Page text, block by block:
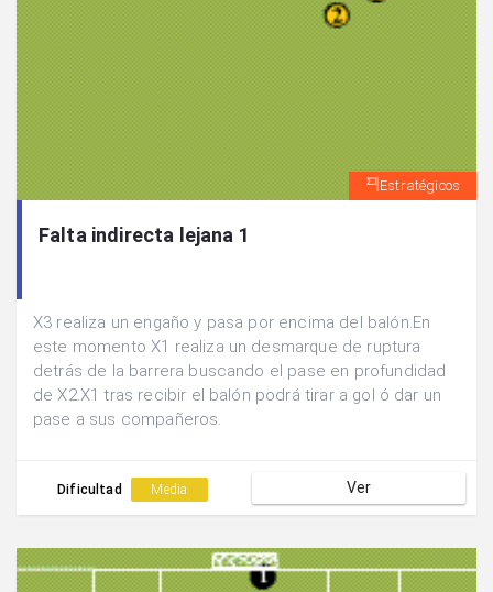
Estratégicos
Falta indirecta lejana 1
X3 realiza un engaño y pasa por encima del balón.En
este momento X1 realiza un desmarque de ruptura
detrás de la barrera buscando el pase en profundidad
de X2.X1 tras recibir el balón podrá tirar a gol ó dar un
pase a sus compañeros.
Dificultad Media Ver